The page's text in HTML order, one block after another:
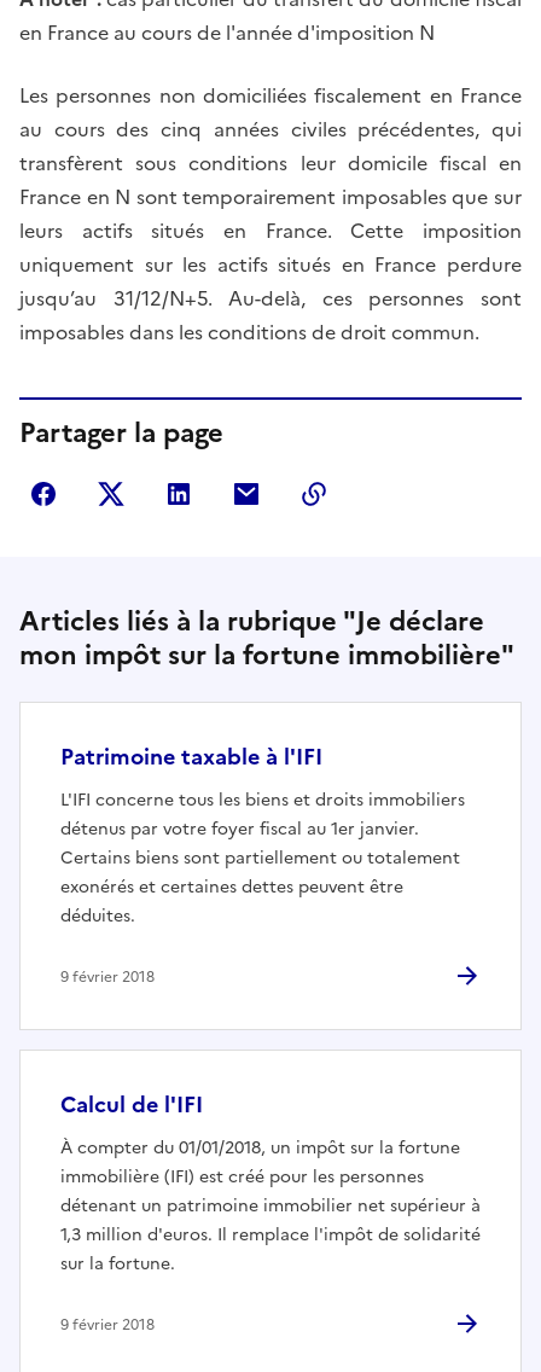
en France au cours de l'année d'imposition N
Les personnes non domiciliées fiscalement en France
au cours des cinq années civiles précédentes, qui
transfèrent sous conditions leur domicile fiscal en
France en N sont temporairement imposables que sur
leurs actifs situés en France. Cette imposition
uniquement sur les actifs situés en France perdure
jusqu’au 31/12/N+5. Au-delà, ces personnes sont
imposables dans les conditions de droit commun.
Partager la page
Partager sur Facebook
Partager sur Twitter
Partager sur LinkedIn
Partager par courriel
Articles liés à la rubrique "Je déclare
mon impôt sur la fortune immobilière"
Patrimoine taxable à l'IFI
L'IFI concerne tous les biens et droits immobiliers
détenus par votre foyer fiscal au 1er janvier.
Certains biens sont partiellement ou totalement
exonérés et certaines dettes peuvent être
déduites.
9 février 2018
Calcul de l'IFI
À compter du 01/01/2018, un impôt sur la fortune
immobilière (IFI) est créé pour les personnes
détenant un patrimoine immobilier net supérieur à
1,3 million d'euros. Il remplace l'impôt de solidarité
sur la fortune.
9 février 2018